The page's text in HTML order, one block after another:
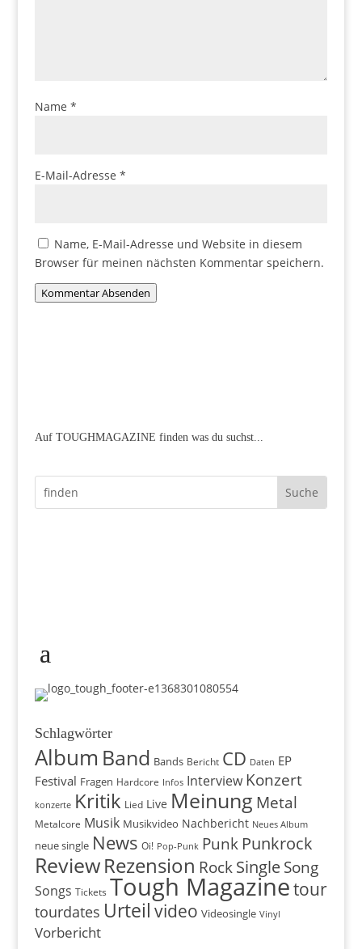
Name *
E-Mail-Adresse *
Name, E-Mail-Adresse und Website in diesem
Browser für meinen nächsten Kommentar speichern.
Kommentar Absenden
Auf TOUGHMAGAZINE finden was du suchst...
Schlagwörter
Album Band Bands Bericht CD Daten EP
Festival Fragen Hardcore Infos Interview Konzert
konzerte Kritik Lied Live Meinung Metal
Metalcore Musik Musikvideo Nachbericht Neues Album
neue single News Oi! Pop-Punk Punk Punkrock
ReviewRezension Rock Single Song
Songs Tickets Tough Magazinetour
tourdates Urteil video Videosingle Vinyl
Vorbericht